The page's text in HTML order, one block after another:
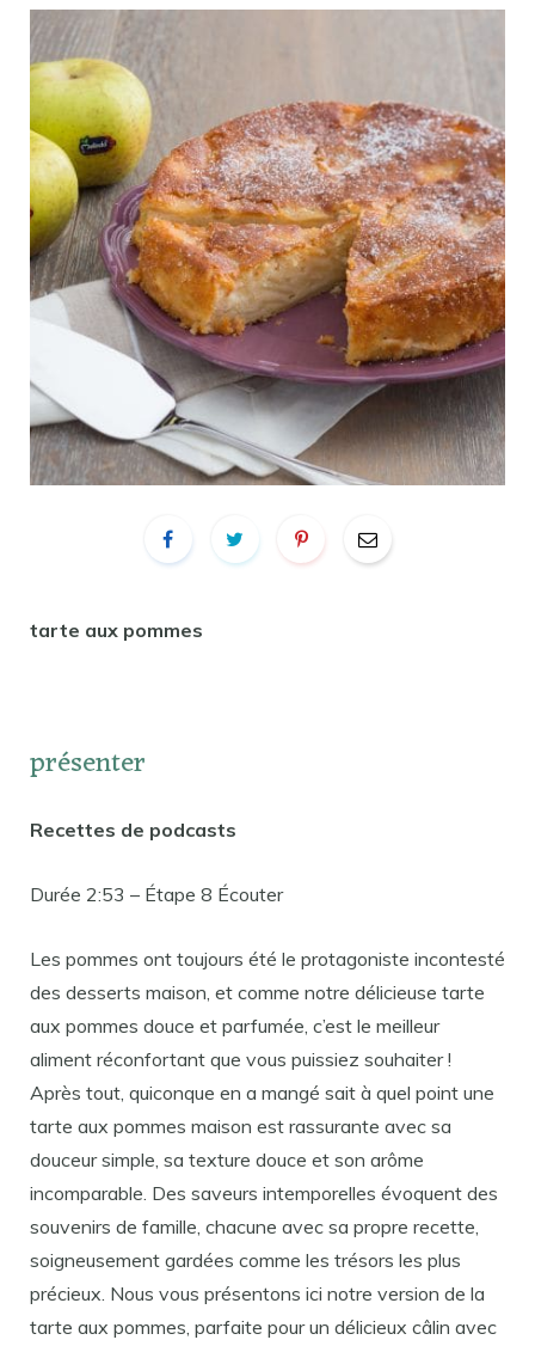
tarte aux pommes
présenter
Recettes de podcasts
Durée 2:53 – Étape 8 Écouter
Les pommes ont toujours été le protagoniste incontesté
des desserts maison, et comme notre délicieuse tarte
aux pommes douce et parfumée, c’est le meilleur
aliment réconfortant que vous puissiez souhaiter !
Après tout, quiconque en a mangé sait à quel point une
tarte aux pommes maison est rassurante avec sa
douceur simple, sa texture douce et son arôme
incomparable. Des saveurs intemporelles évoquent des
souvenirs de famille, chacune avec sa propre recette,
soigneusement gardées comme les trésors les plus
précieux. Nous vous présentons ici notre version de la
tarte aux pommes, parfaite pour un délicieux câlin avec